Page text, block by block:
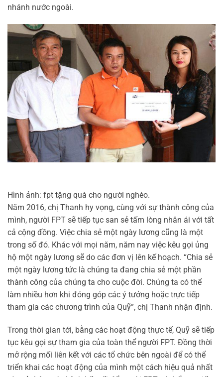
nhánh nước ngoài.
Hình ảnh: fpt tặng quà cho người nghèo.
Năm 2016, chị Thanh hy vọng, cùng với sự thành công của
mình, người FPT sẽ tiếp tục san sẻ tấm lòng nhân ái với tất
cả cộng đồng. Việc chia sẻ một ngày lương cũng là một
trong số đó. Khác với mọi năm, năm nay việc kêu gọi ủng
hộ một ngày lương sẽ do các đơn vị lên kế hoạch. “Chia sẻ
một ngày lương tức là chúng ta đang chia sẻ một phần
thành công của chúng ta cho cuộc đời. Chúng ta có thể
làm nhiều hơn khi đóng góp các ý tưởng hoặc trực tiếp
tham gia các chương trình của Quỹ”, chị Thanh nhận định.
Trong thời gian tới, bằng các hoạt động thực tế, Quỹ sẽ tiếp
tục kêu gọi sự tham gia của toàn thể người FPT. Đồng thời
mở rộng mối liên kết với các tổ chức bên ngoài để có thể
triển khai các hoạt động của mình một cách hiệu quả nhất